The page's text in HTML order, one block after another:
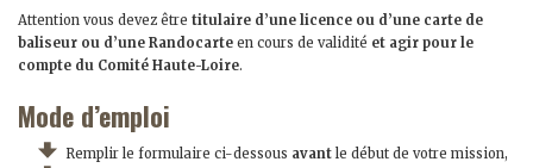
Attention vous devez être titulaire d’une licence ou d’une carte de
baliseur ou d’une Randocarte en cours de validité et agir pour le
compte du Comité Haute-Loire.
Mode d’emploi
Remplir le formulaire ci-dessous avant le début de votre mission,